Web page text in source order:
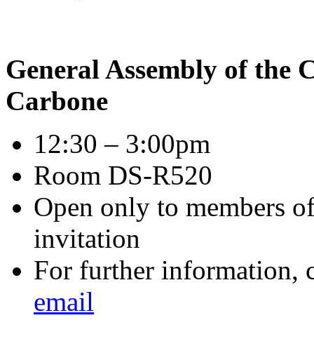
General Assembly of the
Carbone
12:30 – 3:00pm
Room DS-R520
Open only to members
invitation
For further information,
email